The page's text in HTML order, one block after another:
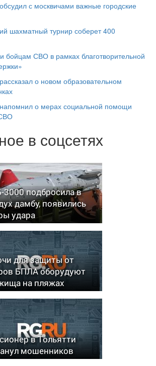
с москвичами важные городские
шахматный турнир соберет 400
бойцам СВО в рамках благотворительной
о новом образовательном
о мерах социальной помощи
в соцсетях
подбросила в
дамбу, появились
удара
для защиты от
БПЛА оборудуют
на пляжах
в Тольятти
мошенников